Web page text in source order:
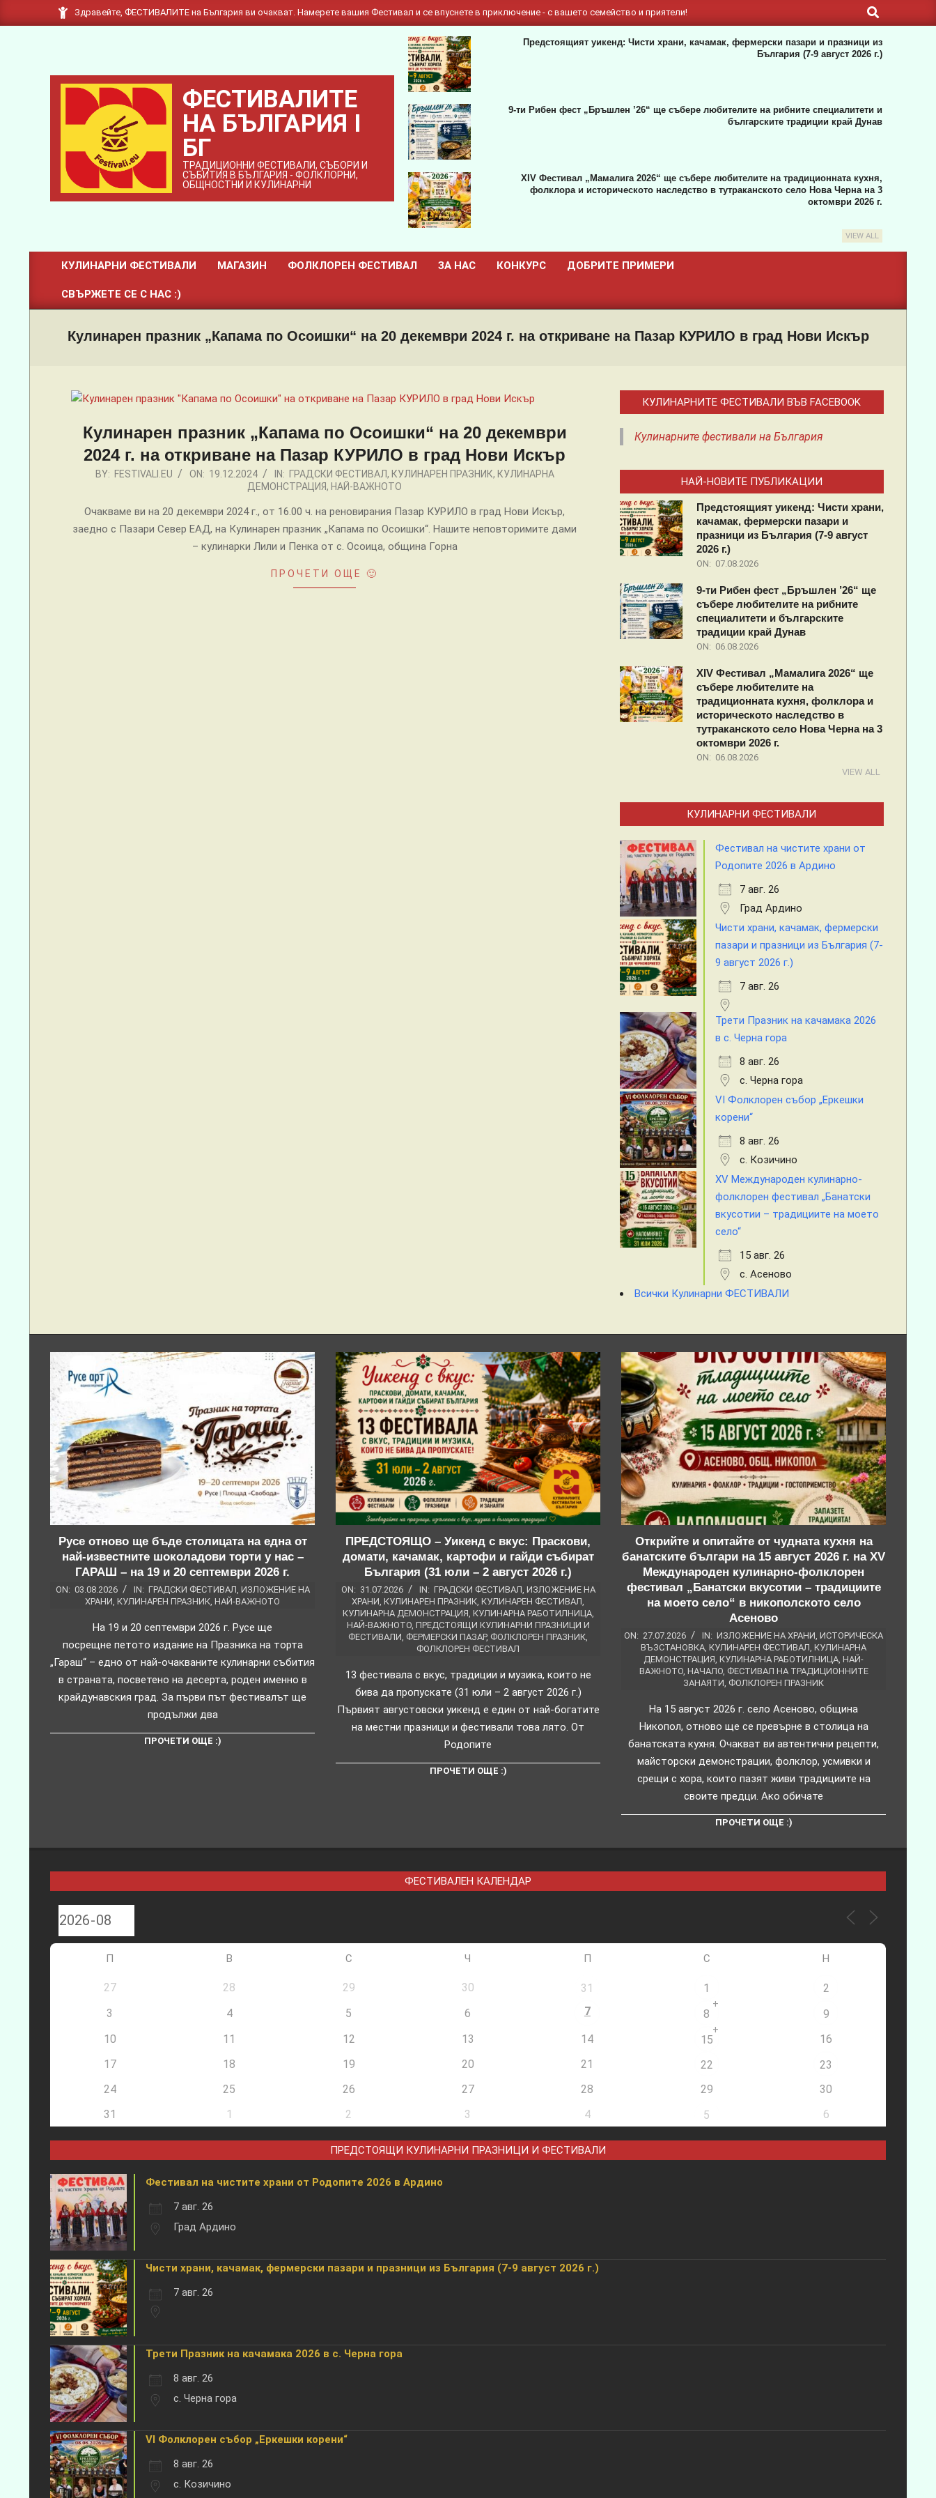
to
Здравейте, ФЕСТИВАЛИТЕ на България ви очакват. Намерете вашия Фестивал и се впуснете в приключение - с вашето семейство и приятели!
Search
ФЕСТИВАЛИТЕ
НА БЪЛГАРИЯ I
БГ
ТРАДИЦИОННИ ФЕСТИВАЛИ, СЪБОРИ И
СЪБИТИЯ В БЪЛГАРИЯ - ФОЛКЛОРНИ,
ОБЩНОСТНИ И КУЛИНАРНИ
Предстоящият уикенд: Чисти храни, качамак, фермерски пазари и празници из
България (7-9 август 2026 г.)
9-ти Рибен фест „Бръшлен ’26“ ще събере любителите на рибните специалитети и
българските традиции край Дунав
XIV Фестивал „Мамалига 2026“ ще събере любителите на традиционната кухня,
фолклора и историческото наследство в тутраканското село Нова Черна на 3
октомври 2026 г.
VIEW ALL
Primary
Navigation
КУЛИНАРНИ ФЕСТИВАЛИ МАГАЗИН ФОЛКЛОРЕН ФЕСТИВАЛ ЗА НАС КОНКУРС ДОБРИТЕ ПРИМЕРИ
СВЪРЖЕТЕ СЕ С НАС :)
Кулинарен празник „Капама по Осоишки“ на 20 декември 2024 г. на откриване на Пазар КУРИЛО в град Нови Искър
Кулинарен празник „Капама по Осоишки“ на 20 декември
2024 г. на откриване на Пазар КУРИЛО в град Нови Искър
2024-BY: FESTIVALI.EU ON: 19.12.2024 IN: ГРАДСКИ ФЕСТИВАЛ, КУЛИНАРЕН ПРАЗНИК, КУЛИНАРНА
ДЕМОНСТРАЦИЯ, НАЙ-ВАЖНОТО
Очакваме ви на 20 декември 2024 г., от 16.00 ч. на реновирания Пазар КУРИЛО в град Нови Искър,
заедно с Пазари Север ЕАД, на Кулинарен празник „Капама по Осоишки“. Нашите неповторимите дами
– кулинарки Лили и Пенка от с. Осоица, община Горна
ПРОЧЕТИ ОЩЕ 🙂
КУЛИНАРНИТЕ ФЕСТИВАЛИ ВЪВ FACEBOOK
Кулинарните фестивали на България
НАЙ-НОВИТЕ ПУБЛИКАЦИИ
Предстоящият уикенд: Чисти храни,
качамак, фермерски пазари и
празници из България (7-9 август
2026 г.)
ON: 07.08.2026
9-ти Рибен фест „Бръшлен ’26“ ще
събере любителите на рибните
специалитети и българските
традиции край Дунав
ON: 06.08.2026
XIV Фестивал „Мамалига 2026“ ще
събере любителите на
традиционната кухня, фолклора и
историческото наследство в
тутраканското село Нова Черна на 3
октомври 2026 г.
ON: 06.08.2026
VIEW ALL
КУЛИНАРНИ ФЕСТИВАЛИ
Фестивал на чистите храни от
Родопите 2026 в Ардино
7 авг. 26
Град Ардино
Чисти храни, качамак, фермерски
пазари и празници из България (7-
9 август 2026 г.)
7 авг. 26
Трети Празник на качамака 2026
в с. Черна гора
8 авг. 26
с. Черна гора
VI Фолклорен събор „Еркешки
корени“
8 авг. 26
с. Козичино
XV Международен кулинарно-
фолклорен фестивал „Банатски
вкусотии – традициите на моето
село“
15 авг. 26
с. Асеново
Всички Кулинарни ФЕСТИВАЛИ
Русе отново ще бъде столицата на една от
най-известните шоколадови торти у нас –
ГАРАШ – на 19 и 20 септември 2026 г.
ON: 03.08.2026 IN: ГРАДСКИ ФЕСТИВАЛ ИЗЛОЖЕНИЕ НА
ХРАНИ КУЛИНАРЕН ПРАЗНИК НАЙ-ВАЖНОТО
На 19 и 20 септември 2026 г. Русе ще
посрещне петото издание на Празника на торта
„Гараш“ – едно от най-очакваните кулинарни събития
в страната, посветено на десерта, роден именно в
крайдунавския град. За първи път фестивалът ще
продължи два
ПРОЧЕТИ ОЩЕ :)
ПРЕДСТОЯЩО – Уикенд с вкус: Праскови,
домати, качамак, картофи и гайди събират
България (31 юли – 2 август 2026 г.)
ON: 31.07.2026 IN: ГРАДСКИ ФЕСТИВАЛ ИЗЛОЖЕНИЕ НА
ХРАНИ КУЛИНАРЕН ПРАЗНИК КУЛИНАРЕН ФЕСТИВАЛ
КУЛИНАРНА ДЕМОНСТРАЦИЯ КУЛИНАРНА РАБОТИЛНИЦА,
НАЙ-ВАЖНОТО, ПРЕДСТОЯЩИ КУЛИНАРНИ ПРАЗНИЦИ И
ФЕСТИВАЛИ ФЕРМЕРСКИ ПАЗАР, ФОЛКЛОРЕН ПРАЗНИК
ФОЛКЛОРЕН ФЕСТИВАЛ
13 фестивала с вкус, традиции и музика, които не
бива да пропускате (31 юли – 2 август 2026 г.)
Първият августовски уикенд е един от най-богатите
на местни празници и фестивали това лято. От
Родопите
ПРОЧЕТИ ОЩЕ :)
Открийте и опитайте от чудната кухня на
банатските българи на 15 август 2026 г. на XV
Международен кулинарно-фолклорен
фестивал „Банатски вкусотии – традициите
на моето село“ в никополското село
Асеново
ON: 27.07.2026 IN: ИЗЛОЖЕНИЕ НА ХРАНИ ИСТОРИЧЕСКА
ВЪЗСТАНОВКА КУЛИНАРЕН ФЕСТИВАЛ КУЛИНАРНА
ДЕМОНСТРАЦИЯ КУЛИНАРНА РАБОТИЛНИЦА НАЙ-
ВАЖНОТО, НАЧАЛО, ФЕСТИВАЛ НА ТРАДИЦИОННИТЕ
ЗАНАЯТИ ФОЛКЛОРЕН ПРАЗНИК
На 15 август 2026 г. село Асеново, община
Никопол, отново ще се превърне в столица на
банатската кухня. Очакват ви автентични рецепти,
майсторски демонстрации, фолклор, усмивки и
срещи с хора, които пазят живи традициите на
своите предци. Ако обичате
ПРОЧЕТИ ОЩЕ :)
ФЕСТИВАЛЕН КАЛЕНДАР
П В С Ч П С Н
27 28 29 30 31 1
2
3
4 5 6 7 8
+
9
10
11 12 13 14 15
+
16
17
18 19 20 21 22
23
24
25 26 27 28 29
30
31
1 2 3 4 5 6
ПРЕДСТОЯЩИ КУЛИНАРНИ ПРАЗНИЦИ И ФЕСТИВАЛИ
Фестивал на чистите храни от Родопите 2026 в Ардино
7 авг. 26
Град Ардино
Чисти храни, качамак, фермерски пазари и празници из България (7-9 август 2026 г.)
7 авг. 26
Трети Празник на качамака 2026 в с. Черна гора
8 авг. 26
с. Черна гора
VI Фолклорен събор „Еркешки корени“
8 авг. 26
с. Козичино